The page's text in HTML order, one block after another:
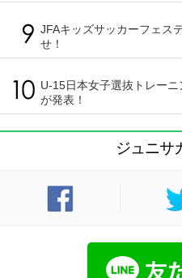
JFAキッズサッカーフェス
せ！
U-15日本女子選抜トレー
が発表！
ジュニサ